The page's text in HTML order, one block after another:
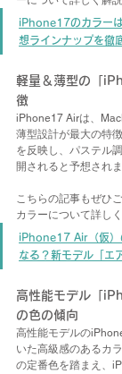
iPhone17のカラー
想ラインナップを徹
軽量＆薄型の「
徴
iPhone17 Airは、
薄型設計が最大の特
を反映し、パステル
開されると予想されま
こちらの記事もぜひ
カラーについて詳し
iPhone17 Air（仮）
なる？新モデル「エ
高性能モデル「
の色の傾向
高性能モデルの
いた高級感のあるカ
の定番色を踏まえ、